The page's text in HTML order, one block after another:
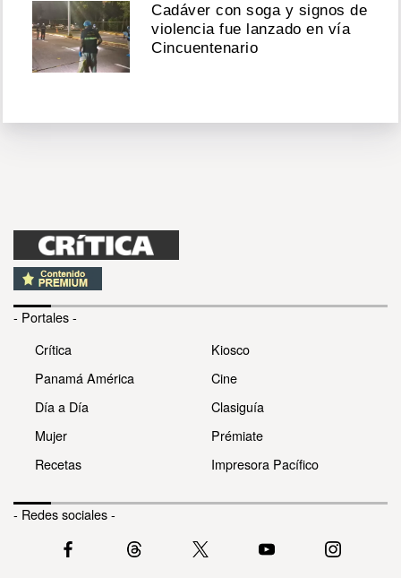
Cadáver con soga y signos de
violencia fue lanzado en vía
Cincuentenario
- Portales -
Crítica
Panamá América
Día a Día
Mujer
Recetas
Kiosco
Cine
Clasiguía
Prémiate
Impresora Pacífico
- Redes sociales -